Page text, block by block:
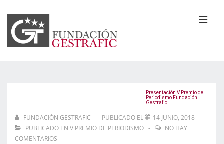
Saltar
contenido
principal
Presentación V Premio de
Periodismo Fundación
Gestrafic
FUNDACIÓN GESTRAFIC PUBLICADO EL
14 JUNIO, 2018
PUBLICADO EN V PREMIO DE PERIODISMO
NO HAY
COMENTARIOS